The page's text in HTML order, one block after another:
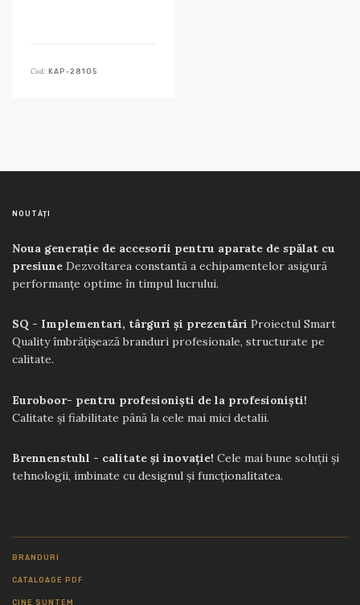
Cod: KAP-28105
NOUTĂȚI
Noua generație de accesorii pentru aparate de spălat cu
presiune Dezvoltarea constantă a echipamentelor asigură
performanțe optime în timpul lucrului.
SQ - Implementari, târguri și prezentări Proiectul Smart
Quality îmbrățișează branduri profesionale, structurate pe
calitate.
Euroboor- pentru profesioniști de la profesioniști!
Calitate și fiabilitate până la cele mai mici detalii.
Brennenstuhl - calitate și inovație! Cele mai bune soluții și
tehnologii, imbinate cu designul și funcționalitatea.
BRANDURI
CATALOAGE PDF
CINE SUNTEM